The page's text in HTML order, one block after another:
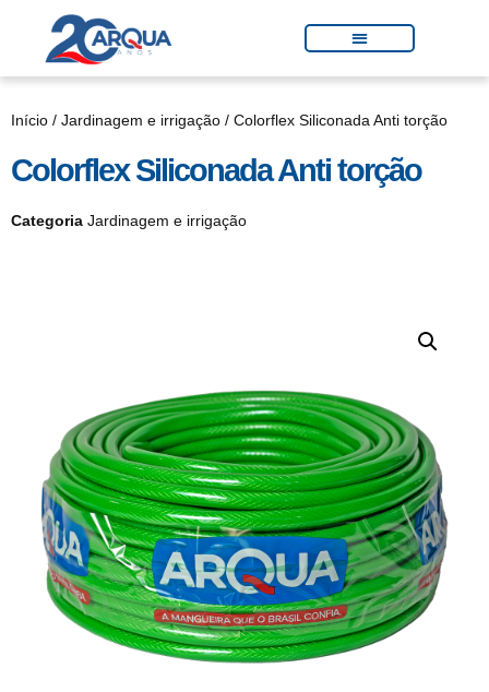
Início / Jardinagem e irrigação / Colorflex Siliconada Anti torção
Colorflex Siliconada Anti torção
Categoria Jardinagem e irrigação